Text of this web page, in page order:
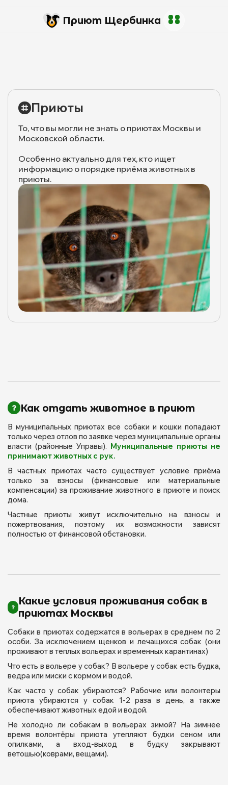
Приют Щербинка
Приюты
То, что вы могли не знать о приютах Москвы и
Московской области.
Особенно актуально для тех, кто ищет
информацию о порядке приёма животных в
приюты.
Как отдать животное в приют
В муниципальных приютах все собаки и кошки попадают
только через отлов по заявке через муниципальные органы
власти (районные Управы). Муниципальные приюты не
принимают животных с рук.
В частных приютах часто существует условие приёма
только за взносы (финансовые или материальные
компенсации) за проживание животного в приюте и поиск
дома.
Частные приюты живут исключительно на взносы и
пожертвования, поэтому их возможности зависят
полностью от финансовой обстановки.
Какие условия проживания собак в
приютах Москвы
Собаки в приютах содержатся в вольерах в среднем по 2
особи. За исключением щенков и лечащихся собак (они
проживают в теплых вольерах и временных карантинах)
Что есть в вольере у собак? В вольере у собак есть будка,
ведра или миски с кормом и водой.
Как часто у собак убираются? Рабочие или волонтеры
приюта убираются у собак 1-2 раза в день, а также
обеспечивают животных едой и водой.
Не холодно ли собакам в вольерах зимой? На зимнее
время волонтёры приюта утепляют будки сеном или
опилками, а вход-выход в будку закрывают
ветошью(коврами, вещами).